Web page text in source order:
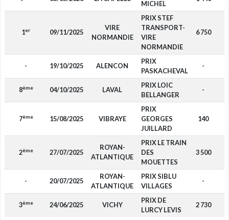
MICHEL
1er 09/11/2025
VIRE
NORMANDIE
PRIX STEF
TRANSPORT-
VIRE
NORMANDIE
6 750
- 19/10/2025 ALENCON
PRIX
PASKACHEVAL
-
8ème 04/10/2025 LAVAL
PRIX LOIC
BELLANGER
-
7ème 15/08/2025 VIBRAYE
PRIX
GEORGES
JUILLARD
140
2ème 27/07/2025
ROYAN-
ATLANTIQUE
PRIX LE TRAIN
DES
MOUETTES
3 500
- 20/07/2025
ROYAN-
ATLANTIQUE
PRIX SIBLU
VILLAGES
-
3ème 24/06/2025 VICHY
PRIX DE
LURCY LEVIS
2 730